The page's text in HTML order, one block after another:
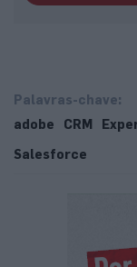
Palavras-chave:
adobe
CRM
Salesforce